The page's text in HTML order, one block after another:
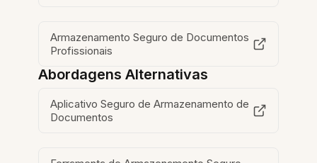
Armazenamento Seguro de Documentos
Profissionais
Abordagens Alternativas
Aplicativo Seguro de Armazenamento de
Documentos